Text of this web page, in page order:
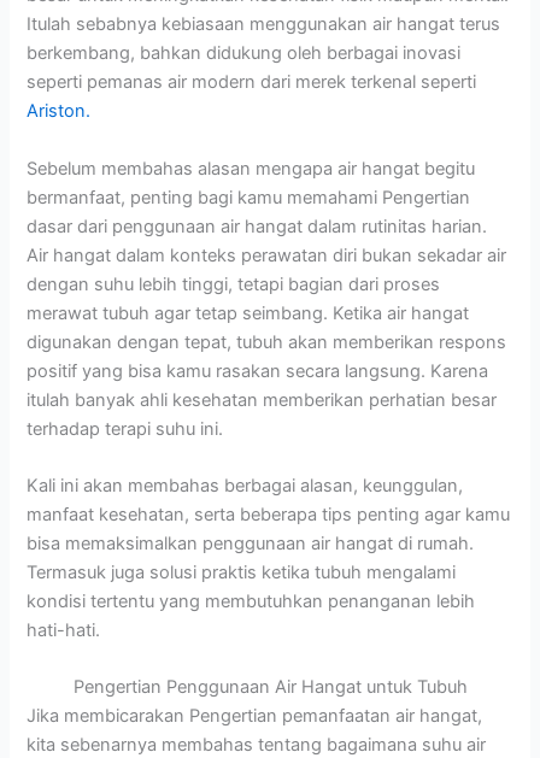
Itulah sebabnya kebiasaan menggunakan air hangat terus
berkembang, bahkan didukung oleh berbagai inovasi
seperti pemanas air modern dari merek terkenal seperti
Ariston.
Sebelum membahas alasan mengapa air hangat begitu
bermanfaat, penting bagi kamu memahami Pengertian
dasar dari penggunaan air hangat dalam rutinitas harian.
Air hangat dalam konteks perawatan diri bukan sekadar air
dengan suhu lebih tinggi, tetapi bagian dari proses
merawat tubuh agar tetap seimbang. Ketika air hangat
digunakan dengan tepat, tubuh akan memberikan respons
positif yang bisa kamu rasakan secara langsung. Karena
itulah banyak ahli kesehatan memberikan perhatian besar
terhadap terapi suhu ini.
Kali ini akan membahas berbagai alasan, keunggulan,
manfaat kesehatan, serta beberapa tips penting agar kamu
bisa memaksimalkan penggunaan air hangat di rumah.
Termasuk juga solusi praktis ketika tubuh mengalami
kondisi tertentu yang membutuhkan penanganan lebih
hati-hati.
Pengertian Penggunaan Air Hangat untuk Tubuh
Jika membicarakan Pengertian pemanfaatan air hangat,
kita sebenarnya membahas tentang bagaimana suhu air